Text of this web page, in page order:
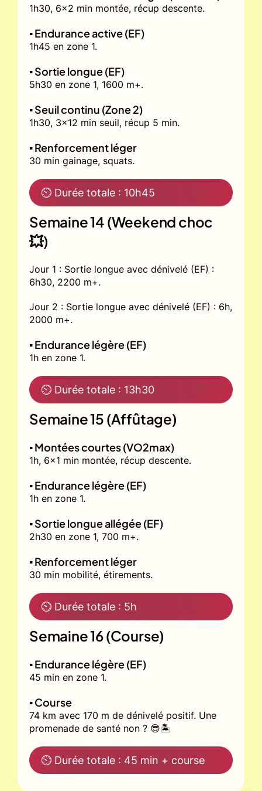
1h30, 6x2 min montée, récup descente.
▪️ Endurance active (EF)
1h45 en zone 1.
▪️ Sortie longue (EF)
5h30 en zone 1, 1600 m+.
▪️ Seuil continu (Zone 2)
1h30, 3x12 min seuil, récup 5 min.
▪️ Renforcement léger
30 min gainage, squats.
⏲ Durée totale : 10h45
Semaine 14 (Weekend choc
💥)
Jour 1 : Sortie longue avec dénivelé (EF) :
6h30, 2200 m+.
Jour 2 : Sortie longue avec dénivelé (EF) : 6h,
2000 m+.
▪️ Endurance légère (EF)
1h en zone 1.
⏲ Durée totale : 13h30
Semaine 15 (Affûtage)
▪️ Montées courtes (VO2max)
1h, 6x1 min montée, récup descente.
▪️ Endurance légère (EF)
1h en zone 1.
▪️ Sortie longue allégée (EF)
2h30 en zone 1, 700 m+.
▪️ Renforcement léger
30 min mobilité, étirements.
⏲ Durée totale : 5h
Semaine 16 (Course)
▪️ Endurance légère (EF)
45 min en zone 1.
▪️ Course
74 km avec 170 m de dénivelé positif. Une
promenade de santé non ? 😎🏝
⏲ Durée totale : 45 min + course